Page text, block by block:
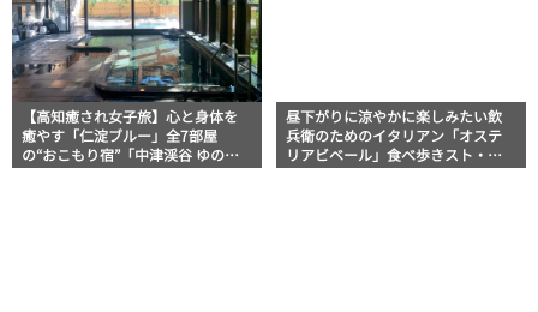
【高知癒され女子旅】心と身体を
癒やす「仁淀ブルー」全7部屋
の“おこもり宿”「中津渓谷 ゆの
昼下がりに涼やかに楽しみたい飲
兵衛のためのイタリアン「オステ
リアビベール」食べ歩きスト・マ